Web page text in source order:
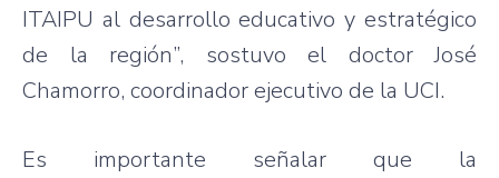
ITAIPU al desarrollo educativo y estratégico
de la región”, sostuvo el doctor José
Chamorro, coordinador ejecutivo de la UCI.
Es importante señalar que la